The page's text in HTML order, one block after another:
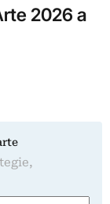
2026 a